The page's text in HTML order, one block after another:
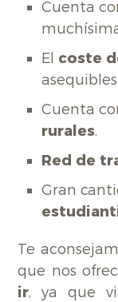
Cuenta
El coste
Cuenta
rurales.
Red de
Gran
Te
que nos
ir, ya que